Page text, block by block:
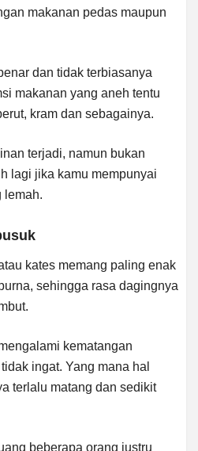
makanan pedas maupun
dan tidak terbiasanya
makanan yang aneh tentu
kram dan sebagainya.
terjadi, namun bukan
lagi jika kamu mempunyai
lemah.
kates memang paling enak
sehingga rasa dagingnya
kematangan
ingat. Yang mana hal
terlalu matang dan sedikit
beberapa orang justru